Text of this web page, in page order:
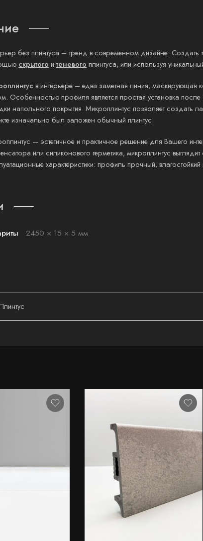
без плинтуса – тренд в современном дизайне.
скрытого итеневого плинтуса, или используя
в интерьере – едва заметная линия,
Особенностью профиля является простая установка
напольного покрытия. Микроплинтус позволяет создать
изначально был заложен обычный плинтус.
— эстетичное и практичное решение для Вашего
или силиконового герметика, микроплинтус
характеристики: профиль прочный,
2450 × 15 × 5 мм